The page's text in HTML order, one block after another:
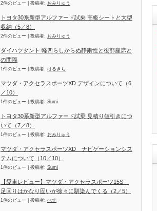
2件のビュー 投稿者: おみりゅう
トヨタ30系新型アルファード試乗 高級シートと大型
収納（5／8）
2件のビュー 投稿者: おみりゅう
ダイハツタント 軽四らしからぬ静粛性と後部座席と
の間隔
1件のビュー 投稿者: はるきち
マツダ・アクセラスポーツXD デザインについて（6
／10）
1件のビュー 投稿者: Sumi
トヨタ30系新型アルファード試乗 見積り値引きにつ
いて（7／8）
1件のビュー 投稿者: おみりゅう
マツダ・アクセラスポーツXD ナビゲーションシス
テムについて（10／10）
1件のビュー 投稿者: Sumi
【愛車レビュー】マツダ・アクセラスポーツ15S
足回りはかなり固いが徐々に馴染んでくる（2／5）
1件のビュー 投稿者: べす